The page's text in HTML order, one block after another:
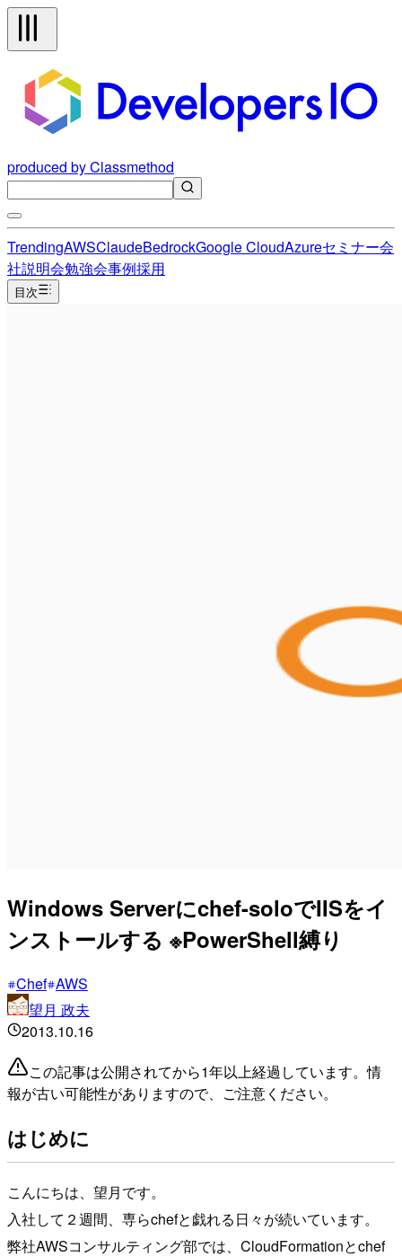
produced by Classmethod
TrendingAWSClaudeBedrockGoogle CloudAzureセミナー会
社説明会勉強会事例採用
目次
Windows Serverにchef-soloでIISをイ
ンストールする ※PowerShell縛り
Chef AWS
望月 政夫
2013.10.16
この記事は公開されてから1年以上経過しています。情
報が古い可能性がありますので、ご注意ください。
はじめに
こんにちは、望月です。
入社して２週間、専らchefと戯れる日々が続いています。
弊社AWSコンサルティング部では、CloudFormationとchef